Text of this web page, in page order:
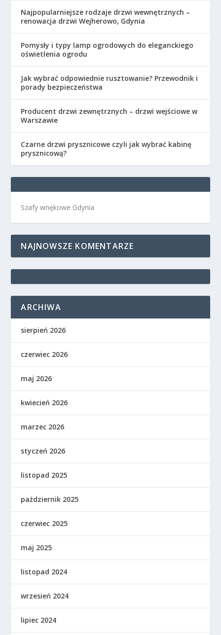
Najpopularniejsze rodzaje drzwi wewnętrznych –
renowacja drzwi Wejherowo, Gdynia
Pomysły i typy lamp ogrodowych do eleganckiego
oświetlenia ogrodu
Jak wybrać odpowiednie rusztowanie? Przewodnik i
porady bezpieczeństwa
Producent drzwi zewnętrznych – drzwi wejściowe w
Warszawie
Czarne drzwi prysznicowe czyli jak wybrać kabinę
prysznicową?
Szafy wnękowe Gdynia
NAJNOWSZE KOMENTARZE
ARCHIWA
sierpień 2026
czerwiec 2026
maj 2026
kwiecień 2026
marzec 2026
styczeń 2026
listopad 2025
październik 2025
czerwiec 2025
maj 2025
listopad 2024
wrzesień 2024
lipiec 2024